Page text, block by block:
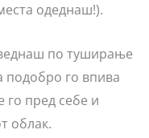
одеднаш!).
по туширање
подобро го впива
го пред себе и
облак.